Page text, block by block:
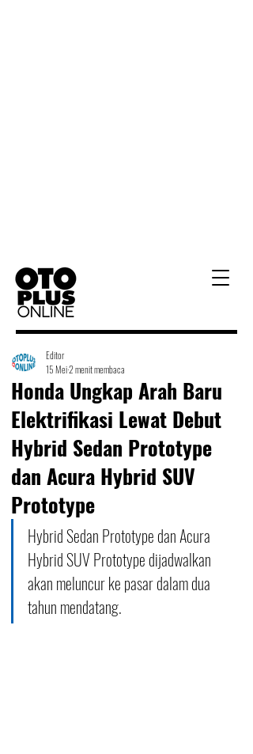
Honda Ungkap Arah Baru
Elektrifikasi Lewat Debut
Hybrid Sedan Prototype
dan Acura Hybrid SUV
Prototype
Editor
15 Mei2 menit membaca
Hybrid Sedan Prototype dan Acura
Hybrid SUV Prototype dijadwalkan
akan meluncur ke pasar dalam dua
tahun mendatang.